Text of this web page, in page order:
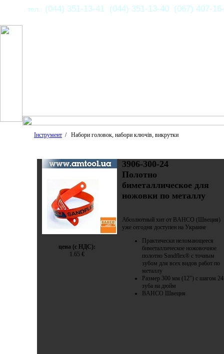
тел.: (044) 351-13-41 (044) 351-13-40 (067) 407-
Інструмент / Набори головок, набори ключів, викрутки
цена (с НДС):
1.65 €
3906-300-24
Полотно
биметаллическое для
ножовки по металлу
Абсолютный хит от BAHCO (Швеция)
уже сегодня доступен на Украине
Практически неломающееся
биметаллическое ножовочное
полотно Sandflex® с точным
зубом для всех видов работ по
металлу
Размер 300 мм (12") с шагом 24
зуба на дюйм
BAHCO Швеция